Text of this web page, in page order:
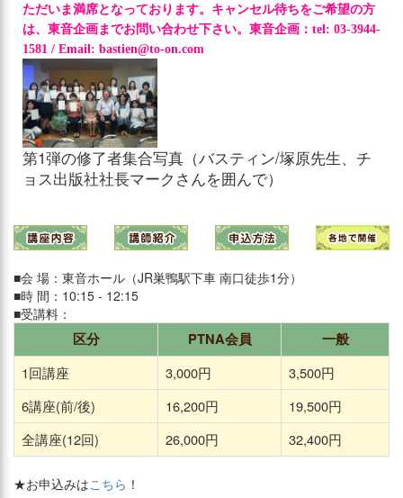
ただいま満席となっております。キャンセル待ちをご希望の方
は、東音企画までお問い合わせ下さい。東音企画：tel: 03-3944-
1581 / Email: bastien@to-on.com
第1弾の修了者集合写真（バスティン/塚原先生、チ
ョス出版社社長マークさんを囲んで）
■会 場：東音ホール（JR巣鴨駅下車 南口徒歩1分）
■時 間：10:15 - 12:15
■受講料：
区分 PTNA会員
一般
1回講座
3,000円
3,500円
6講座(前/後)
16,200円
19,500円
全講座(12回)
26,000円 32,400円
★お申込みはこちら ！